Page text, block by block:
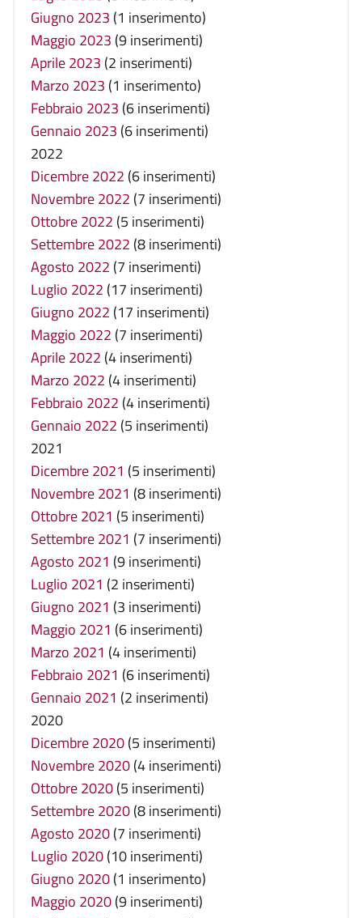
Giugno 2023 (1 inserimento)
Maggio 2023 (9 inserimenti)
Aprile 2023 (2 inserimenti)
Marzo 2023 (1 inserimento)
Febbraio 2023 (6 inserimenti)
Gennaio 2023 (6 inserimenti)
2022
Dicembre 2022 (6 inserimenti)
Novembre 2022 (7 inserimenti)
Ottobre 2022 (5 inserimenti)
Settembre 2022 (8 inserimenti)
Agosto 2022 (7 inserimenti)
Luglio 2022 (17 inserimenti)
Giugno 2022 (17 inserimenti)
Maggio 2022 (7 inserimenti)
Aprile 2022 (4 inserimenti)
Marzo 2022 (4 inserimenti)
Febbraio 2022 (4 inserimenti)
Gennaio 2022 (5 inserimenti)
2021
Dicembre 2021 (5 inserimenti)
Novembre 2021 (8 inserimenti)
Ottobre 2021 (5 inserimenti)
Settembre 2021 (7 inserimenti)
Agosto 2021 (9 inserimenti)
Luglio 2021 (2 inserimenti)
Giugno 2021 (3 inserimenti)
Maggio 2021 (6 inserimenti)
Marzo 2021 (4 inserimenti)
Febbraio 2021 (6 inserimenti)
Gennaio 2021 (2 inserimenti)
2020
Dicembre 2020(5 inserimenti)
Novembre 2020(4 inserimenti)
Ottobre 2020(5 inserimenti)
Settembre 2020(8 inserimenti)
Agosto 2020(7 inserimenti)
Luglio 2020(10 inserimenti)
Giugno 2020(1 inserimento)
Maggio 2020(9 inserimenti)